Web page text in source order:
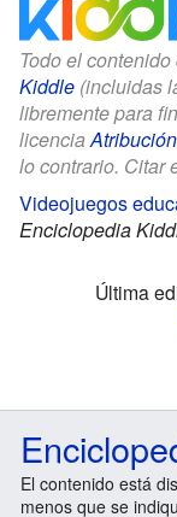
Todo el
Kiddle (incluidas
libremente para
licencia
lo contrario. Citar
Videojuegos
Enciclopedia
Última
El contenido está
menos que se